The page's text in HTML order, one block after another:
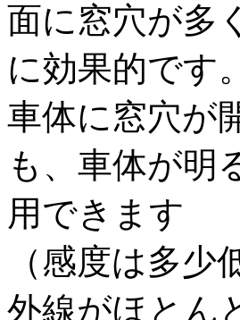
面に窓穴が多
に効果的です。
車体に窓穴が
も、車体が明
用できます
（感度は多
外線がほとん